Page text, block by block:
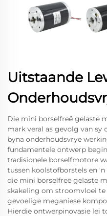
Uitstaande
Die mini borselfreë gelaste
mark veral as gevolg van sy
byna onderhoudsvrye
fundamentele ontwerp
tradisionele borselfmotore
tussen koolstofborstels en
die mini borselfreë gelaste
skakeling om stroomvloei
gevoelige meganiese
Hierdie ontwerpinovasie lei